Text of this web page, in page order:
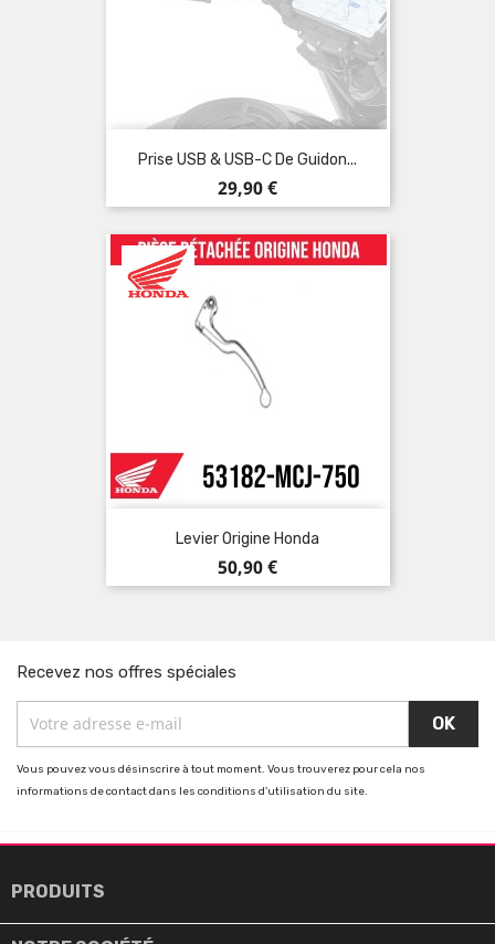
Prise USB & USB-C De Guidon...
Prix
29,90 €
Levier Origine Honda
Prix
50,90 €
Recevez nos offres spéciales
Vous pouvez vous désinscrire à tout moment. Vous trouverez pour cela nos
informations de contact dans les conditions d'utilisation du site.
PRODUITS